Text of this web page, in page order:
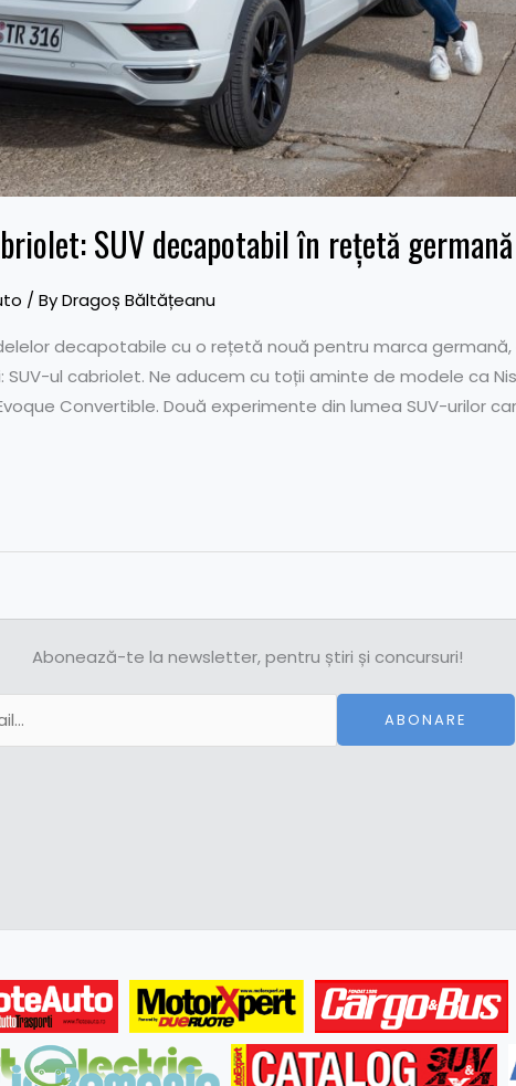
SUV decapotabil în rețetă germană
/ ByDragoș Băltățeanu
decapotabile cu o rețetă nouă pentru marca
ul cabriolet. Ne aducem cu toții aminte de modele ca
Convertible. Două experimente din lumea SUV-urilor
Abonează-te la newsletter, pentru știri și concursuri!
ABONARE